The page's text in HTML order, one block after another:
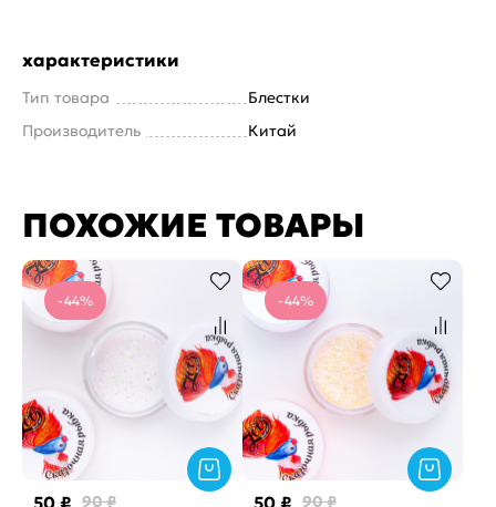
характеристики
Тип товара
Блестки
Производитель
Китай
ПОХОЖИЕ ТОВАРЫ
-44%
50 ₽ 90 ₽
-44%
50 ₽ 90 ₽